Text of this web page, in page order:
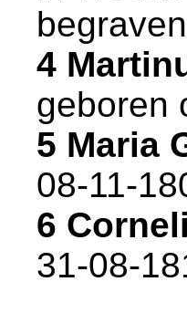
4
geboren
5 Maria
08-11-
6
31-08-